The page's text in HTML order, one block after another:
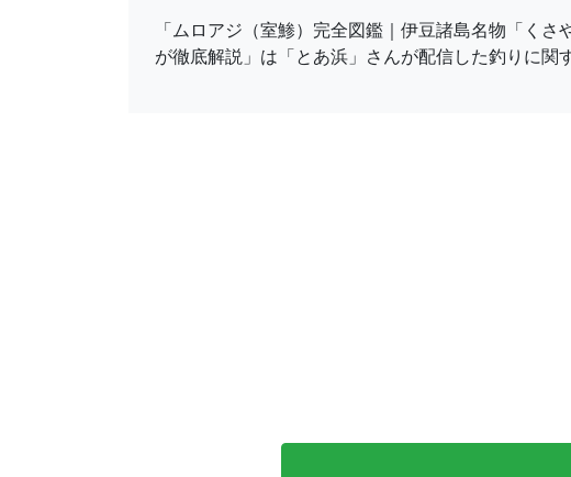
「ムロアジ（室鯵）完全図鑑｜伊豆諸島名物「く
が徹底解説」は「とあ浜」さんが配信した釣りに関